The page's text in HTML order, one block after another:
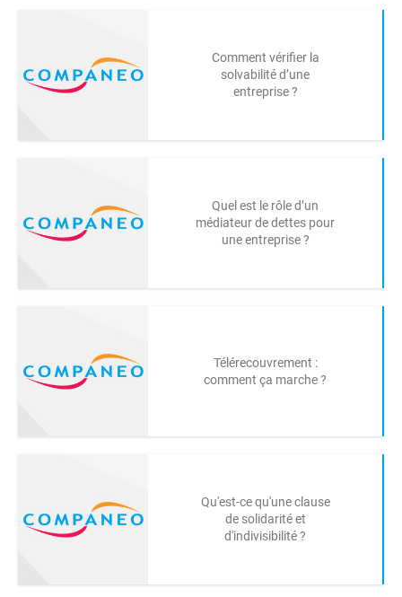
Comment vérifier la
solvabilité d’une
entreprise ?
Quel est le rôle d’un
médiateur de dettes pour
une entreprise ?
Télérecouvrement :
comment ça marche ?
Qu'est-ce qu'une clause
de solidarité et
d'indivisibilité ?